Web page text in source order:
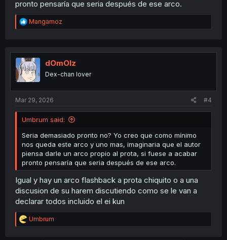
pronto pensaría que seria después de ese arco.
R
e
t
i
o
n
Mangamoz
dOmOlz
Dex-chan lover
Mar 29, 2026 #4
Umbrum said:
Seria demasiado pronto no? Yo creo que como mínimo
nos queda este arco y uno mas, imaginaria que el autor
piensa darle un arco propio al prota, si fuese a acabar
pronto pensaría que seria después de ese arco.
Igual y hay un arco flashback a prota chiquito o a una
discusion de su harem discutiendo como se le van a
declarar todos incluido el ei kun
R
e
Umbrum